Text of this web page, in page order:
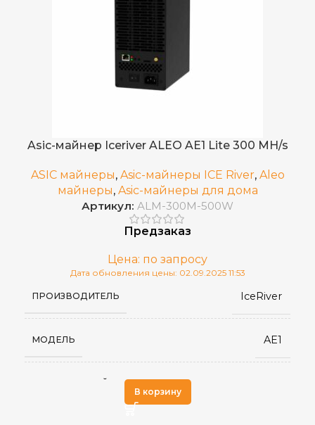
ЭНЕРГОЭФФЕКТИВНОСТЬ
ДАТА ВЫХОДА(РЕЛИЗ) Март 2025
ВЕС НЕТТО, КГ
УРОВЕНЬ ШУМА
ИСТОЧНИК ПИТАНИЯ 100–240V
СЕТЕВОЕ ПОДКЛЮЧЕНИЕ RJ45 Ethernet
РАБОЧАЯ ТЕМПЕРАТУРА
Asic-майнер Iceriver ALEO AE1 Lite 300 MH/s
ASIC майнеры, Asic-майнеры ICE River, Aleo
майнеры, Asic-майнеры для дома
Артикул: ALM-300M-500W
Предзаказ
Цена: по запросу
Дата обновления цены: 02.09.2025 11:53
ПРОИЗВОДИТЕЛЬ IceRiver
МОДЕЛЬ AE1
АЛГОРИТМ МАЙНИНГА
В корзину